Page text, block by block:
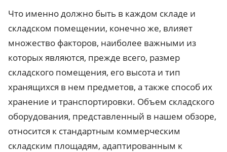
Что именно должно быть в каждом складе и
складском помещении, конечно же, влияет
множество факторов, наиболее важными из
которых являются, прежде всего, размер
складского помещения, его высота и тип
хранящихся в нем предметов, а также способ их
хранение и транспортировки. Объем складского
оборудования, представленный в нашем обзоре,
относится к стандартным коммерческим
складским площадям, адаптированным к